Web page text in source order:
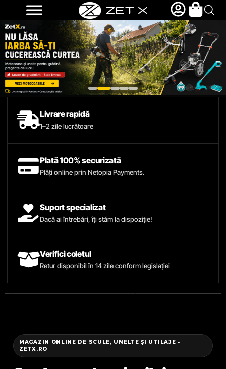
Livrare rapidă
1–2 zile lucrătoare
Plată 100% securizată
Plăți online prin Netopia Payments.
Suport specializat
Dacă ai întrebări, îți stăm la dispoziție!
Verifici coletul
Retur disponibil în 14 zile conform legislației
MAGAZIN ONLINE DE SCULE, UNELTE ȘI UTILAJE •
ZETX.RO